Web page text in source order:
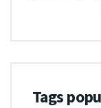
Tags